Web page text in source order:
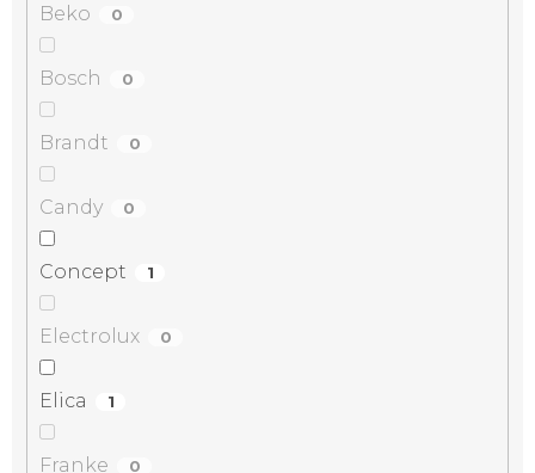
Beko 0
Bosch 0
Brandt 0
Candy 0
Concept 1
Electrolux 0
Elica 1
Franke 0